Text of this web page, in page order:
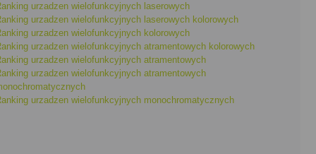
urzadzen wielofunkcyjnych laserowych
urzadzen wielofunkcyjnych laserowych kolorowych
urzadzen wielofunkcyjnych kolorowych
urzadzen wielofunkcyjnych atramentowych kolorowych
urzadzen wielofunkcyjnych atramentowych
urzadzen wielofunkcyjnych atramentowych
urzadzen wielofunkcyjnych monochromatycznych